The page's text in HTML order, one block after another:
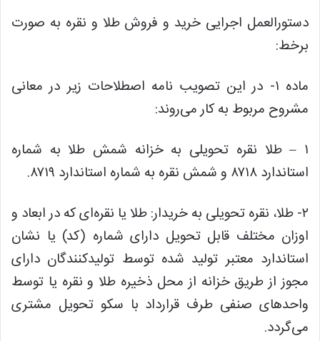
دستورالعمل اجرایی خرید و فروش طلا و نقره به صورت
برخط:
ماده ۱- در این تصویب نامه اصطلاحات زیر در معانی
مشروح مربوط به کار می‌روند:
۱ – طلا نقره تحویلی به خزانه شمش طلا به شماره
استاندارد ۸۷۱۸ و شمش نقره به شماره استاندارد ۸۷۱۹.
۲- طلا، نقره تحویلی به خریدار: طلا یا نقره‌ای که در ابعاد و
اوزان مختلف قابل تحویل دارای شماره (کد) یا نشان
استاندارد معتبر تولید شده توسط تولیدکنندگان دارای
مجوز از طریق خزانه از محل ذخیره طلا و نقره یا توسط
واحدهای صنفی طرف قرارداد با سکو تحویل مشتری
می‌گردد.